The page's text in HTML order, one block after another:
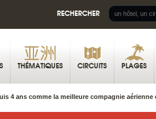
RECHERCHER
THÉMATIQUES CIRCUITS PLAGES
4 ans comme la meilleure compagnie